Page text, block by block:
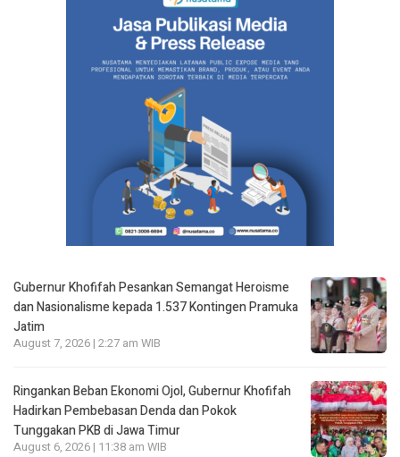
Gubernur Khofifah Pesankan Semangat Heroisme
dan Nasionalisme kepada 1.537 Kontingen Pramuka
Jatim
August 7, 2026 | 2:27 am WIB
Ringankan Beban Ekonomi Ojol, Gubernur Khofifah
Hadirkan Pembebasan Denda dan Pokok
Tunggakan PKB di Jawa Timur
August 6, 2026 | 11:38 am WIB